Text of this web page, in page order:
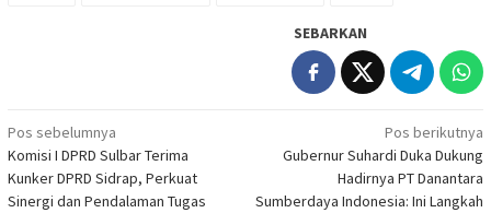
SEBARKAN
Navigasi
pos
Pos sebelumnya
Komisi I DPRD Sulbar Terima
Kunker DPRD Sidrap, Perkuat
Sinergi dan Pendalaman Tugas
Pos berikutnya
Gubernur Suhardi Duka Dukung
Hadirnya PT Danantara
Sumberdaya Indonesia: Ini Langkah